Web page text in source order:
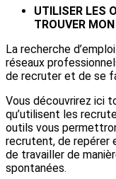
UTILISER LES
TROUVER
La recherche
réseaux
de recruter et de se
Vous découvrirez ici
qu’utilisent les
outils vous
recrutent, de repérer
de travailler de
spontanées.